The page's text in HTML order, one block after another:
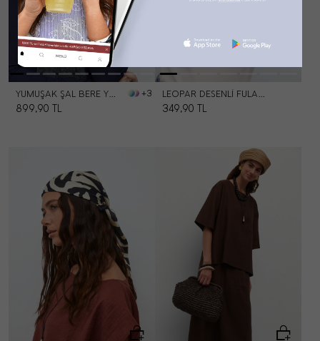
+3
899,90 TL 349,90 TL